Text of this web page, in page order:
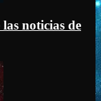
noticias de